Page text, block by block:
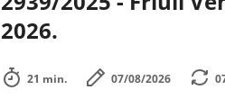
2026.
21 min. 07/08/2026